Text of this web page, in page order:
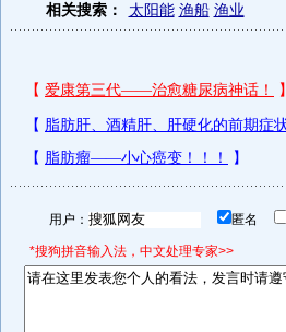
相关搜索： 太阳能 渔船 渔业
用户： 匿名
*搜狗拼音输入法，中文处理专家>>